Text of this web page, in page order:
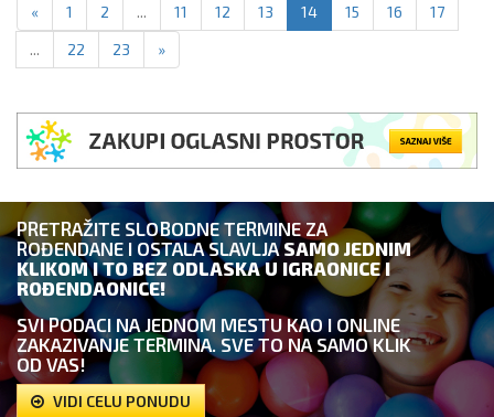
« 1 2 ... 11 12 13 14 15 16
17
...
22 23 »
PRETRAŽITE SLOBODNE TERMINE ZA
ROĐENDANE I OSTALA SLAVLJASAMO JEDNIM
KLIKOM I TO BEZ ODLASKA U IGRAONICE I
ROĐENDAONICE!
SVI PODACI NA JEDNOM MESTU KAO I ONLINE
ZAKAZIVANJE TERMINA. SVE TO NA SAMO KLIK
OD VAS!
VIDI CELU PONUDU